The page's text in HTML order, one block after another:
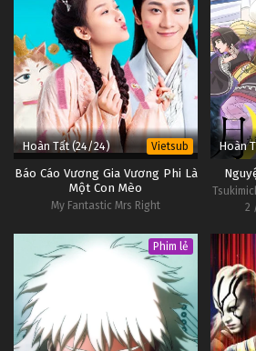
Hoàn Tất (24/24) Vietsub
Báo Cáo Vương Gia Vương Phi Là
Một Con Mèo
My Fantastic Mrs Right
Hoàn
2
Phim lẻ